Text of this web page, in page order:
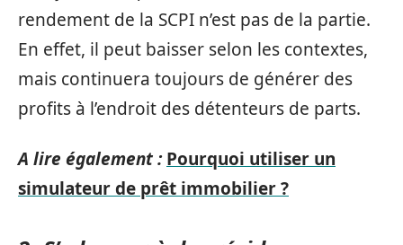
rendement de la SCPI n’est pas de la partie.
En effet, il peut baisser selon les contextes,
mais continuera toujours de générer des
profits à l’endroit des détenteurs de parts.
A lire également : Pourquoi utiliser un
simulateur de prêt immobilier ?